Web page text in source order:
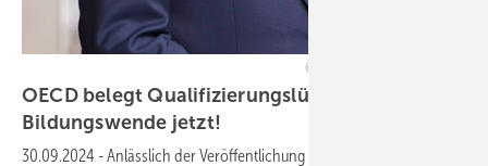
OECD belegt Qualifizierungslücken, daher:
Bildungswende jetzt!
30.09.2024 -Anlässlich der Veröffentlichung des aktuellen